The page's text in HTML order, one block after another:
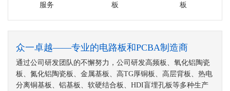
服务
板
板
众一卓越——专业的电路板和PCBA制造商
通过公司研发团队的不懈努力，公司研发高频板、氧化铝陶瓷
板、氮化铝陶瓷板、金属基板、高TG厚铜板、高层背板、热电
分离铜基板、铝基板、软硬结合板、HDI盲埋孔板等多种生产